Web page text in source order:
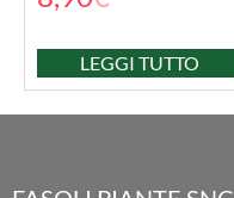
LEGGI TUTTO